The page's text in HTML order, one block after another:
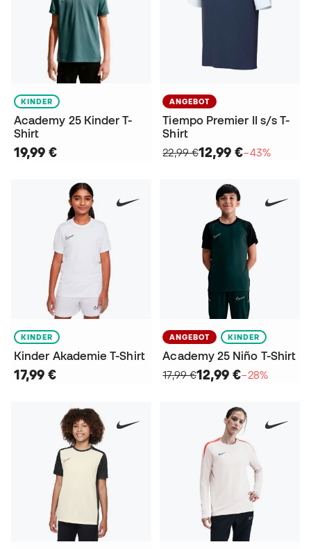
KINDER
Academy 25 Kinder T-
Shirt
19,99 €
ANGEBOT
Tiempo Premier II s/s T-
Shirt
22,99 €12,99 €−43%
KINDER
Kinder Akademie T-Shirt
17,99 €
ANGEBOT KINDER
Academy 25 Niño T-Shirt
17,99 €12,99 €−28%